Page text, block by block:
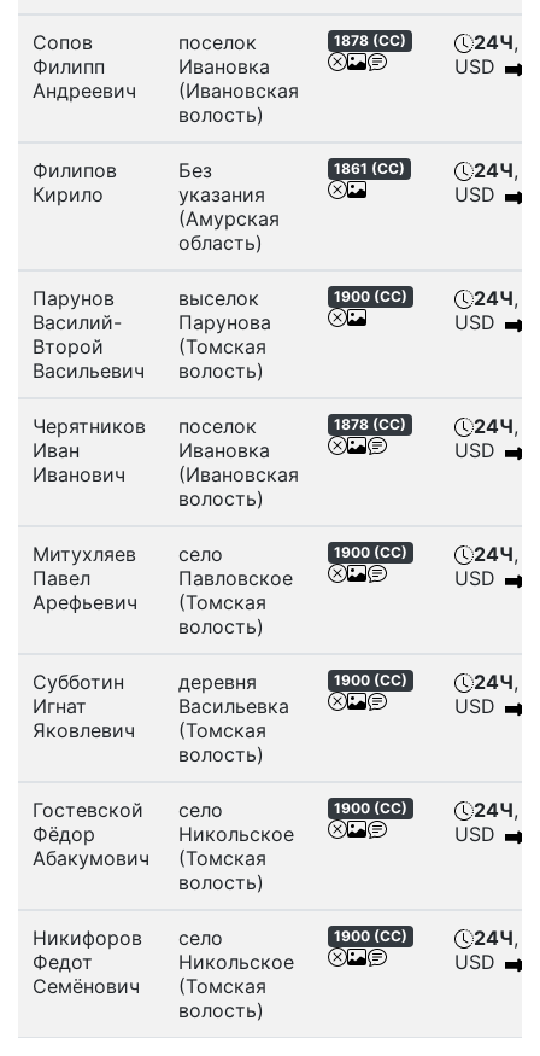
Сопов
Филипп
Андреевич
поселок
Ивановка
(Ивановская
волость)
1878 (СС) 24Ч, 6
USD
Филипов
Кирило
Без
указания
(Амурская
область)
1861 (СС) 24Ч, 6
USD
Парунов
Василий-
Второй
Васильевич
выселок
Парунова
(Томская
волость)
1900 (СС) 24Ч, 6
USD
Черятников
Иван
Иванович
поселок
Ивановка
(Ивановская
волость)
1878 (СС) 24Ч, 6
USD
Митухляев
Павел
Арефьевич
село
Павловское
(Томская
волость)
1900 (СС) 24Ч, 6
USD
Субботин
Игнат
Яковлевич
деревня
Васильевка
(Томская
волость)
1900 (СС) 24Ч, 6
USD
Гостевской
Фёдор
Абакумович
село
Никольское
(Томская
волость)
1900 (СС) 24Ч, 6
USD
Никифоров
Федот
Семёнович
село
Никольское
(Томская
волость)
1900 (СС) 24Ч, 6
USD